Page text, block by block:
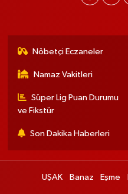
Nöbetçi Eczaneler
Namaz Vakitleri
Süper Lig Puan Durumu
ve Fikstür
Son Dakika Haberleri
UŞAK Banaz Eşme